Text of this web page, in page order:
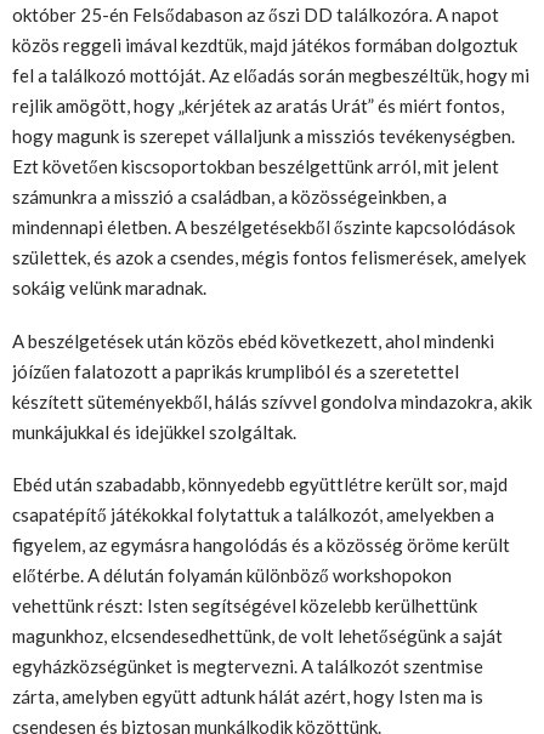
október 25-én Felsődabason az őszi DD találkozóra. A napot
közös reggeli imával kezdtük, majd játékos formában dolgoztuk
fel a találkozó mottóját. Az előadás során megbeszéltük, hogy mi
rejlik amögött, hogy „kérjétek az aratás Urát” és miért fontos,
hogy magunk is szerepet vállaljunk a missziós tevékenységben.
Ezt követően kiscsoportokban beszélgettünk arról, mit jelent
számunkra a misszió a családban, a közösségeinkben, a
mindennapi életben. A beszélgetésekből őszinte kapcsolódások
születtek, és azok a csendes, mégis fontos felismerések, amelyek
sokáig velünk maradnak.
A beszélgetések után közös ebéd következett, ahol mindenki
jóízűen falatozott a paprikás krumpliból és a szeretettel
készített süteményekből, hálás szívvel gondolva mindazokra, akik
munkájukkal és idejükkel szolgáltak.
Ebéd után szabadabb, könnyedebb együttlétre került sor, majd
csapatépítő játékokkal folytattuk a találkozót, amelyekben a
figyelem, az egymásra hangolódás és a közösség öröme került
előtérbe. A délután folyamán különböző workshopokon
vehettünk részt: Isten segítségével közelebb kerülhettünk
magunkhoz, elcsendesedhettünk, de volt lehetőségünk a saját
egyházközségünket is megtervezni. A találkozót szentmise
zárta, amelyben együtt adtunk hálát azért, hogy Isten ma is
csendesen és biztosan munkálkodik közöttünk.